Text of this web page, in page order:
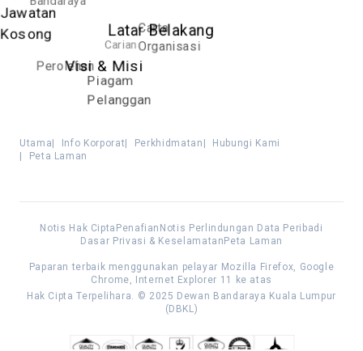
Latar Belakang
Visi & Misi
Piagam
Pelanggan
Carta
Organisasi
Jawatan
Kosong
Perolehan
Carian
Utama| Info Korporat| Perkhidmatan |
Hubungi Kami
|
Peta Laman
Notis Hak Cipta Penafian Notis Perlindungan Data Peribadi
Dasar Privasi & KeselamatanPeta Laman
Paparan terbaik menggunakan pelayar Mozilla Firefox, Google
Chrome, Internet Explorer 11 ke atas
Hak Cipta Terpelihara. © 2025 Dewan Bandaraya Kuala Lumpur
(DBKL)